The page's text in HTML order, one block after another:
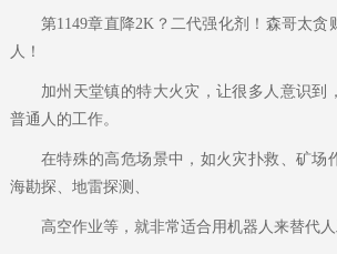
第1149章直降2K？二代强化剂！森哥太贪
人！
加州天堂镇的特大火灾，让很多人意识到
普通人的工作。
在特殊的高危场景中，如火灾扑救、矿场
海勘探、地雷探测、
高空作业等，就非常适合用机器人来替代人